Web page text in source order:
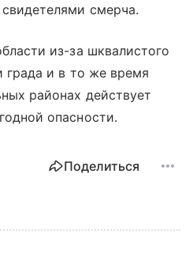
смерча.
из-за шквалистого
града и в то же время
районах действует
опасности.
Поделиться